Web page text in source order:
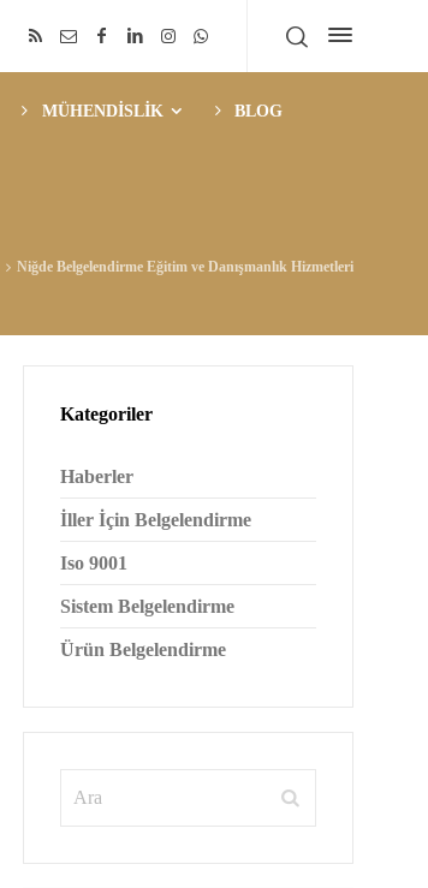
MÜHENDİSLİK BLOG
Niğde Belgelendirme Eğitim ve Danışmanlık Hizmetleri
Kategoriler
Haberler
İller İçin Belgelendirme
Iso 9001
Sistem Belgelendirme
Ürün Belgelendirme